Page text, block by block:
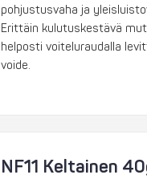
pohjustusvaha ja
Erittäin kulutuskestävä
helposti voiteluraudalla
voide.
NF11 Keltainen